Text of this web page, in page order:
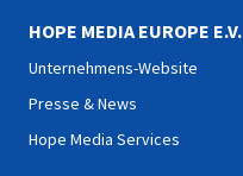
HOPE MEDIA EUROPE E.V.
Unternehmens-Website
Presse & News
Hope Media Services